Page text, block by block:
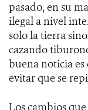
pasado, en su
ilegal a nivel
solo la tierra
cazando
buena noticia
evitar que se
Los cambios